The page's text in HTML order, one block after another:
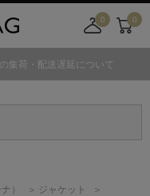
0
舗
カ
0
集荷・配送遅延について
）
ジャケット